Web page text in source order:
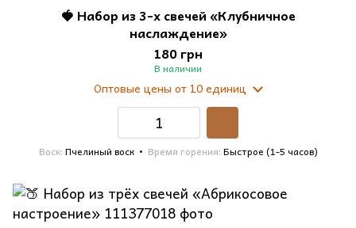
🍓 Набор из 3-х свечей «Клубничное
наслаждение»
180 грн
В наличии
Оптовые цены от 10 единиц
Воск Пчелиный воск Время горения Быстрое (1-5 часов)